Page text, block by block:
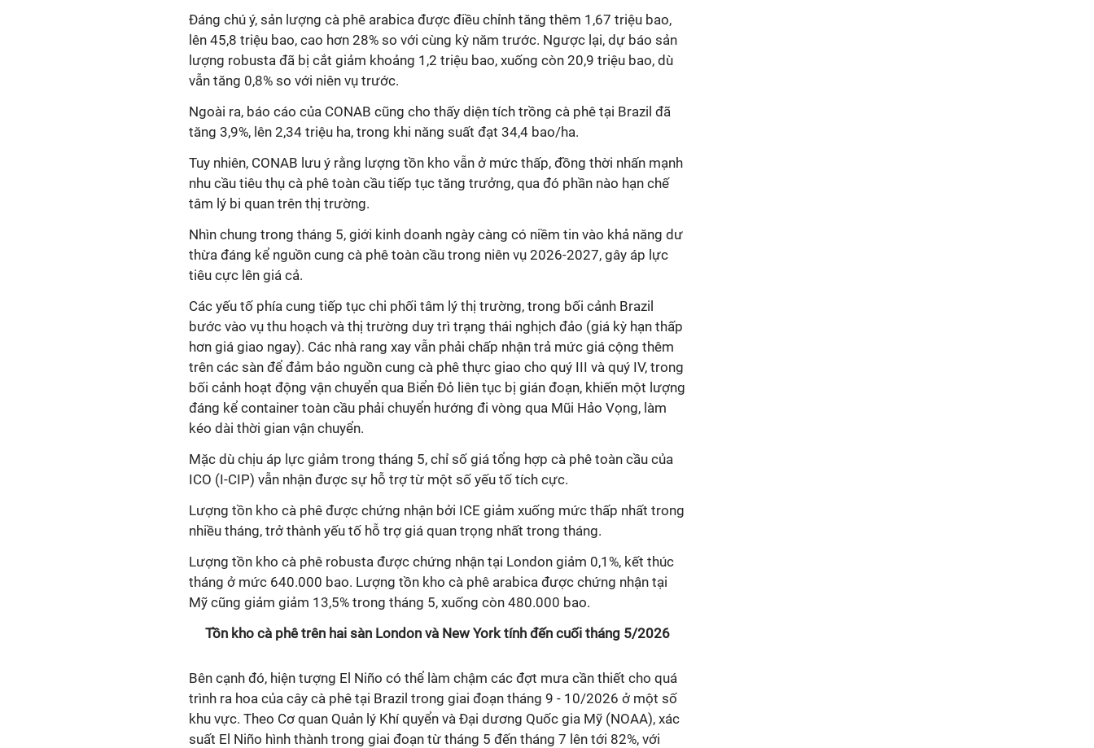
Đáng chú ý, sản lượng cà phê arabica được điều chỉnh tăng thêm 1,67 triệu bao,
lên 45,8 triệu bao, cao hơn 28% so với cùng kỳ năm trước. Ngược lại, dự báo sản
lượng robusta đã bị cắt giảm khoảng 1,2 triệu bao, xuống còn 20,9 triệu bao, dù
vẫn tăng 0,8% so với niên vụ trước.
Ngoài ra, báo cáo của CONAB cũng cho thấy diện tích trồng cà phê tại Brazil đã
tăng 3,9%, lên 2,34 triệu ha, trong khi năng suất đạt 34,4 bao/ha.
Tuy nhiên, CONAB lưu ý rằng lượng tồn kho vẫn ở mức thấp, đồng thời nhấn mạnh
nhu cầu tiêu thụ cà phê toàn cầu tiếp tục tăng trưởng, qua đó phần nào hạn chế
tâm lý bi quan trên thị trường.
Nhìn chung trong tháng 5, giới kinh doanh ngày càng có niềm tin vào khả năng dư
thừa đáng kể nguồn cung cà phê toàn cầu trong niên vụ 2026-2027, gây áp lực
tiêu cực lên giá cả.
Các yếu tố phía cung tiếp tục chi phối tâm lý thị trường, trong bối cảnh Brazil
bước vào vụ thu hoạch và thị trường duy trì trạng thái nghịch đảo (giá kỳ hạn thấp
hơn giá giao ngay). Các nhà rang xay vẫn phải chấp nhận trả mức giá cộng thêm
trên các sàn để đảm bảo nguồn cung cà phê thực giao cho quý III và quý IV, trong
bối cảnh hoạt động vận chuyển qua Biển Đỏ liên tục bị gián đoạn, khiến một lượng
đáng kể container toàn cầu phải chuyển hướng đi vòng qua Mũi Hảo Vọng, làm
kéo dài thời gian vận chuyển.
Mặc dù chịu áp lực giảm trong tháng 5, chỉ số giá tổng hợp cà phê toàn cầu của
ICO (I-CIP) vẫn nhận được sự hỗ trợ từ một số yếu tố tích cực.
Lượng tồn kho cà phê được chứng nhận bởi ICE giảm xuống mức thấp nhất trong
nhiều tháng, trở thành yếu tố hỗ trợ giá quan trọng nhất trong tháng.
Lượng tồn kho cà phê robusta được chứng nhận tại London giảm 0,1%, kết thúc
tháng ở mức 640.000 bao. Lượng tồn kho cà phê arabica được chứng nhận tại
Mỹ cũng giảm giảm 13,5% trong tháng 5, xuống còn 480.000 bao.
Tồn kho cà phê trên hai sàn London và New York tính đến cuối tháng 5/2026
Bên cạnh đó, hiện tượng El Niño có thể làm chậm các đợt mưa cần thiết cho quá
trình ra hoa của cây cà phê tại Brazil trong giai đoạn tháng 9 - 10/2026 ở một số
khu vực. Theo Cơ quan Quản lý Khí quyển và Đại dương Quốc gia Mỹ (NOAA), xác
suất El Niño hình thành trong giai đoạn từ tháng 5 đến tháng 7 lên tới 82%, với